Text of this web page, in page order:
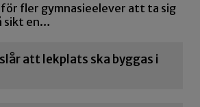
fler gymnasieelever att ta sig
sikt en…
att lekplats ska byggas i